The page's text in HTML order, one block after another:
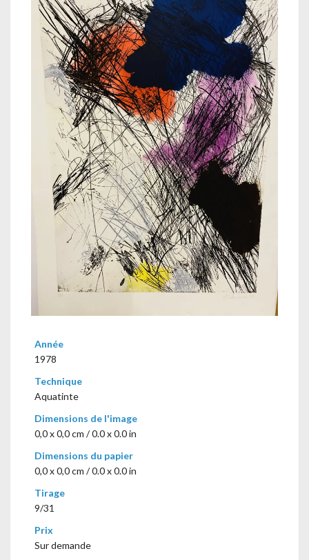
Année
1978
Technique
Aquatinte
Dimensions de l'image
0,0 x 0,0 cm / 0.0 x 0.0 in
Dimensions du papier
0,0 x 0,0 cm / 0.0 x 0.0 in
Tirage
9/31
Prix
Sur demande